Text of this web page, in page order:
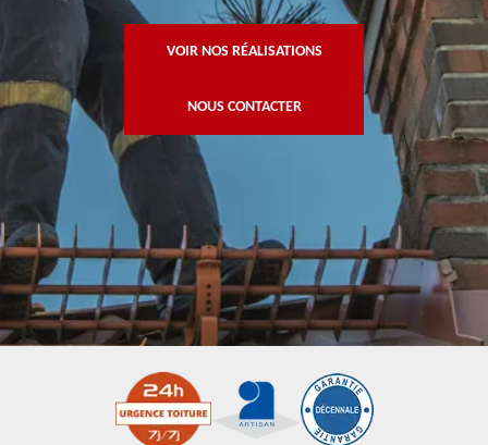
VOIR NOS RÉALISATIONS
NOUS CONTACTER